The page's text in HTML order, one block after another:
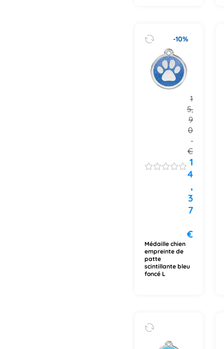
-10%
1
5,
9
0
€
1
4
,
3
7
€
Médaille chien
empreinte de
patte
scintillante bleu
foncé L